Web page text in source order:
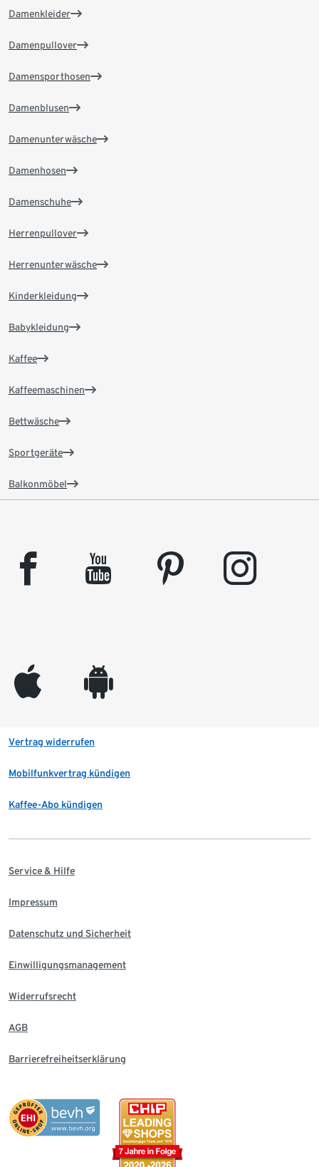
Damenkleider
Damenpullover
Damensporthosen
Damenblusen
Damenunterwäsche
Damenhosen
Damenschuhe
Herrenpullover
Herrenunterwäsche
Kinderkleidung
Babykleidung
Kaffee
Kaffeemaschinen
Bettwäsche
Sportgeräte
Balkonmöbel
facebook youtube pinterest instagram
appleinc android
Vertrag widerrufen
Mobilfunkvertrag kündigen
Kaffee-Abo kündigen
Service & Hilfe
Impressum
Datenschutz und Sicherheit
Einwilligungsmanagement
Widerrufsrecht
AGB
Barrierefreiheitserklärung